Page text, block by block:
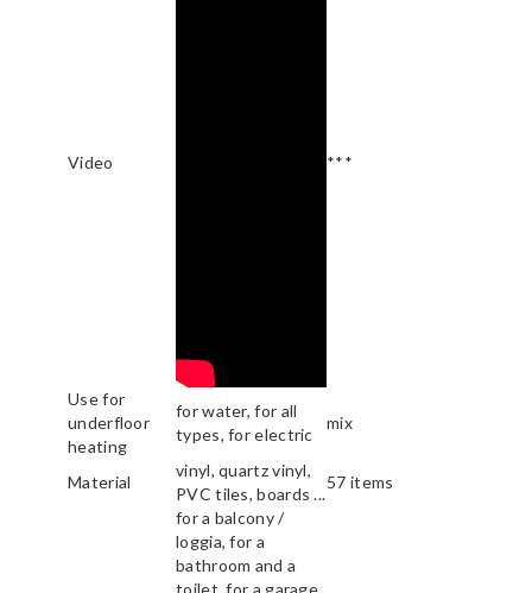
Video ***
Use for
underfloor
heating
for water, for all
types, for electric
mix
Material
vinyl, quartz vinyl,
PVC tiles, boards ...
57 items
for a balcony /
loggia, for a
bathroom and a